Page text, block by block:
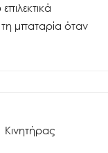
τη μπαταρία όταν
Κινητήρας